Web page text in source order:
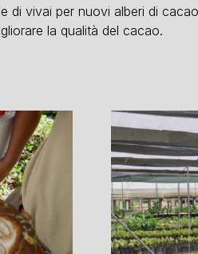
di vivai per nuovi alberi di
la qualità del cacao.